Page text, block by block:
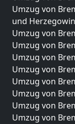
Umzug von
und
Umzug von
Umzug von
Umzug von
Umzug von
Umzug von
Umzug von
Umzug von
Umzug von